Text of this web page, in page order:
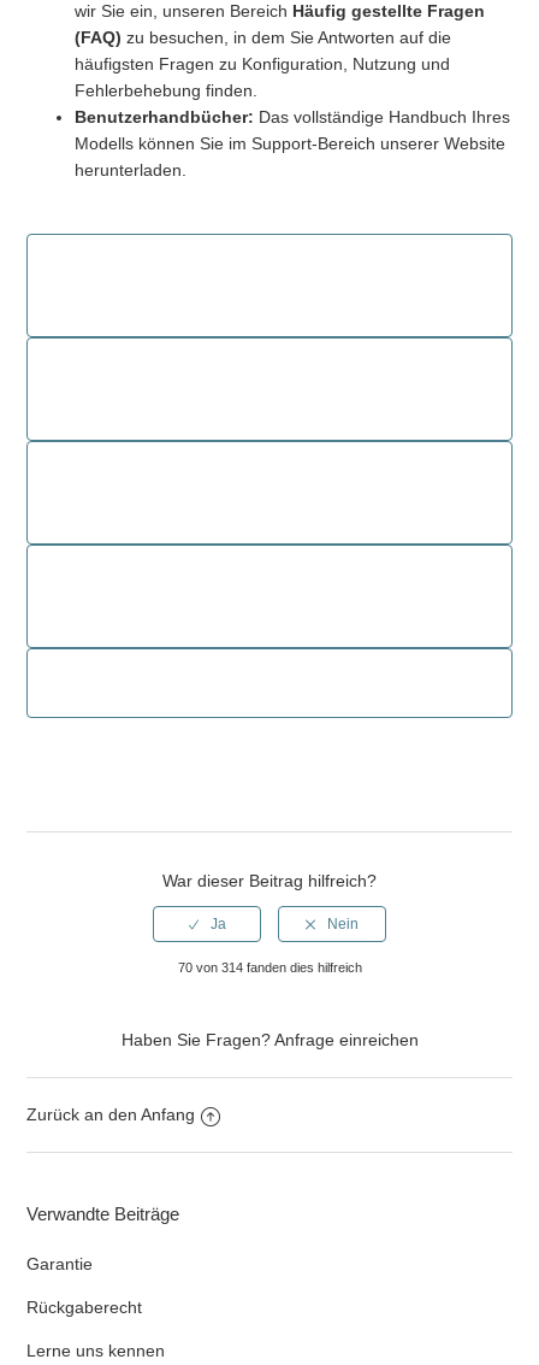
wir Sie ein, unseren Bereich Häufig gestellte Fragen
(FAQ) zu besuchen, in dem Sie Antworten auf die
häufigsten Fragen zu Konfiguration, Nutzung und
Fehlerbehebung finden.
Benutzerhandbücher: Das vollständige Handbuch Ihres
Modells können Sie im Support-Bereich unserer Website
herunterladen.
War dieser Beitrag hilfreich?
70 von 314 fanden dies hilfreich
Haben Sie Fragen?Anfrage einreichen
Zurück an den Anfang
Verwandte Beiträge
Garantie
Rückgaberecht
Lerne uns kennen